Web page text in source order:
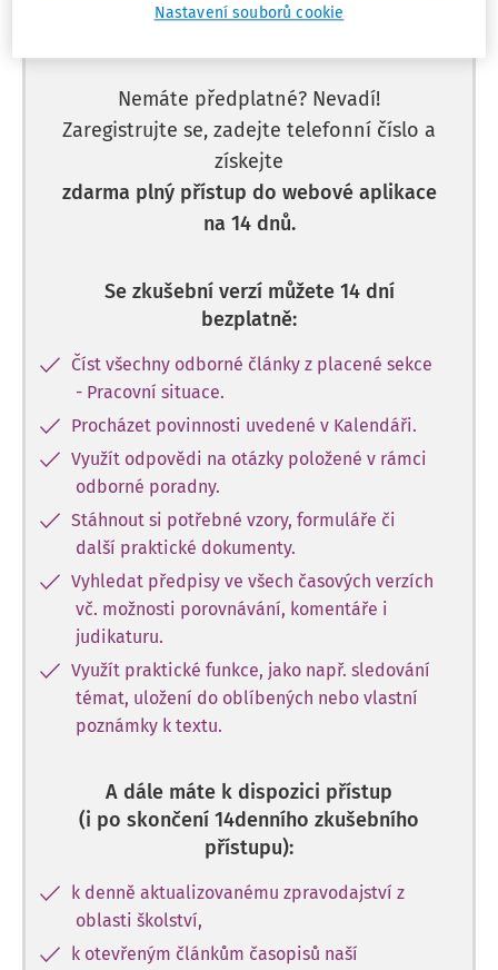
Tento dokument je jen pro
Nemáte předplatné? Nevadí!
Zaregistrujte se, zadejte telefonní číslo a
získejte
zdarma plný přístup do webové aplikace
na 14 dnů.
Se zkušební verzí můžete 14 dní
bezplatně:
Číst všechny odborné články z placené sekce
- Pracovní situace.
Procházet povinnosti uvedené v Kalendáři.
Využít odpovědi na otázky položené v rámci
odborné poradny.
Stáhnout si potřebné vzory, formuláře či
další praktické dokumenty.
Vyhledat předpisy ve všech časových verzích
vč. možnosti porovnávání, komentáře i
judikaturu.
Využít praktické funkce, jako např. sledování
témat, uložení do oblíbených nebo vlastní
poznámky k textu.
A dále máte k dispozici přístup
(i po skončení 14denního zkušebního
přístupu):
k denně aktualizovanému zpravodajství z
oblasti školství,
k otevřeným článkům časopisů naší
Nastavení souborů cookie